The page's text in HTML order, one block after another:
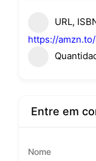
URL,
https://
Entre em